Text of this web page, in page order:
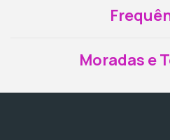
Moradas e